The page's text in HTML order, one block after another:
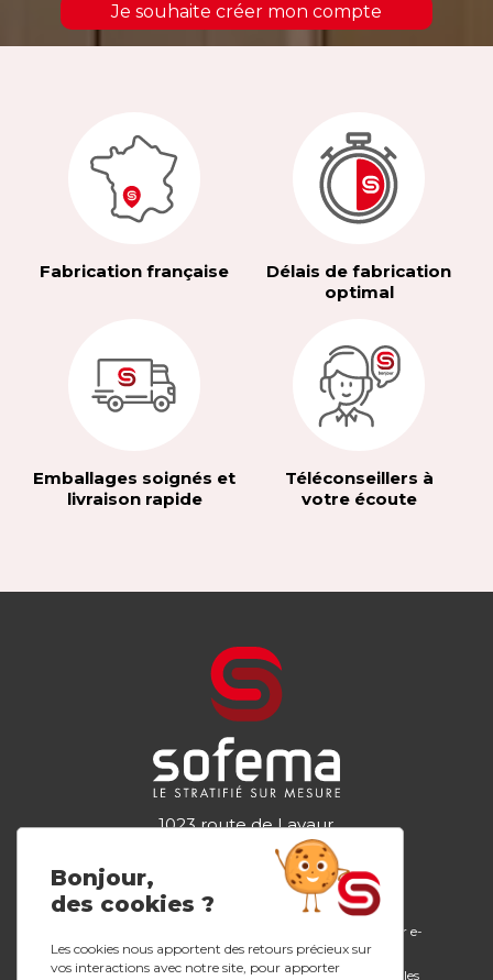
Je souhaite créer mon compte
Fabrication française
Délais de fabrication
optimal
Emballages soignés et
livraison rapide
Téléconseillers à
votre écoute
1023 route de Lavaur
81300 GRAULHET
05 63 34 44 98
stratifiés
Crédences
Configurateur e-
design
Mentions légales
Bonjour,
des cookies ?
Les cookies nous apportent des retours précieux sur
vos interactions avec notre site, pour apporter